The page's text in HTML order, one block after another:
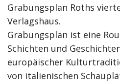
Grabungsplan Roths
Verlagshaus.
Grabungsplan ist eine
Schichten und
europäischer
von italienischen